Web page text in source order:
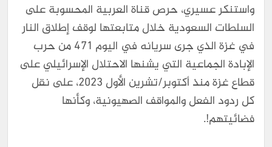
واستنكر عسيري، حرص قناة العربية المحسوبة على
السلطات السعودية خلال متابعتها لوقف إطلاق النار
في غزة الذي جرى سريانه في اليوم 471 من حرب
الإبادة الجماعية التي يشنها الاحتلال الإسرائيلي على
قطاع غزة منذ أكتوبر/تشرين الأول 2023، على نقل
كل ردود الفعل والمواقف الصهيونية، وكأنها
فضائيتهم!.